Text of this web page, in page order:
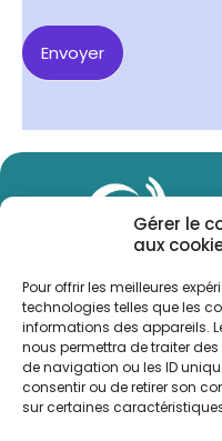
Gérer le
aux
Pour offrir les meilleures
technologies telles que les
informations des appareils.
nous permettra de traiter
de navigation ou les ID
consentir ou de retirer son
sur certaines
Envoyer
Inscrivez-vous
Télécharger la